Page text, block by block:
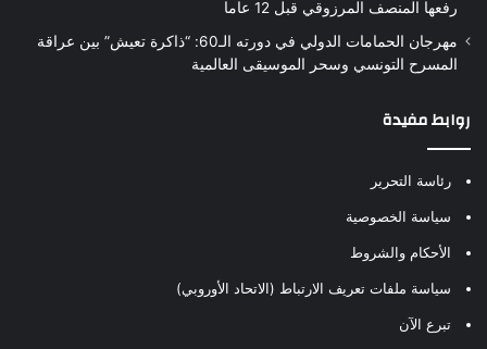
رفعها المنصف المرزوقي قبل 12 عاما
مهرجان الحمامات الدولي في دورته الـ60: “ذاكرة تعيش” بين عراقة
المسرح التونسي وسحر الموسيقى العالمية
روابط مفيدة
رئاسة التحرير
سياسة الخصوصية
الأحكام والشروط
سياسة ملفات تعريف الارتباط (الاتحاد الأوروبي)
تبرع الآن